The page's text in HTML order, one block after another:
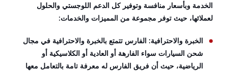
الخدمة وبأسعار منافسة وتوفير كل الدعم اللوجستي والحلول
لعملائها، حيث توفر مجموعة من المميزات والخدمات:
الخبرة والاحترافية: الفارس تتمتع بالخبرة والاحترافية في مجال
شحن السيارات سواء الفارهة أو العادية أو الكلاسيكية أو
الرياضية، حيث أن فريق الفارس له معرفة تامة بالتعامل معها